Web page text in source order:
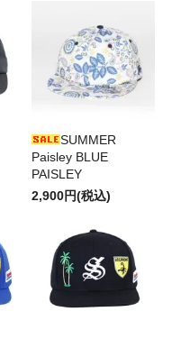
SUMMER
Paisley BLUE
PAISLEY
2,900円(税込)